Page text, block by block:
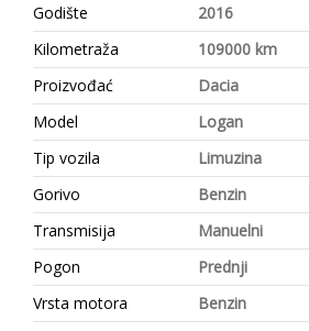
Godište
2016
Kilometraža
109000 km
Proizvođać
Dacia
Model
Logan
Tip vozila
Limuzina
Gorivo
Benzin
Transmisija
Manuelni
Pogon
Prednji
Vrsta motora
Benzin